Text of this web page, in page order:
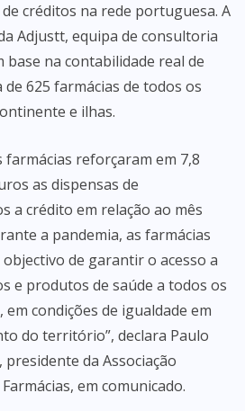
créditos na rede portuguesa. A
Adjustt, equipa de consultoria
base na contabilidade real de
625 farmácias de todos os
e ilhas.
farmácias reforçaram em 7,8
as dispensas de
a crédito em relação ao mês
a pandemia, as farmácias
de garantir o acesso a
e produtos de saúde a todos os
condições de igualdade em
do território”, declara Paulo
da Associação
em comunicado.